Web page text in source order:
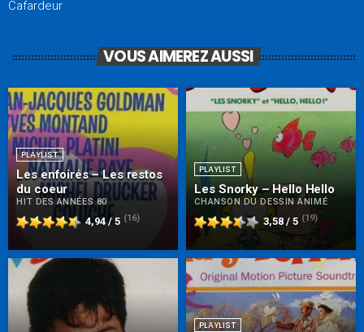
Cafardeur
VOUS AIMEREZ AUSSI
PLAYLIST
Les enfoirés – Les restos
du coeur
HIT DES ANNÉES 80
4,94 / 5 (16)
PLAYLIST
Les Snorky – Hello Hello
CHANSON DU DESSIN ANIMÉ
3,58 / 5 (19)
PLAYLIST